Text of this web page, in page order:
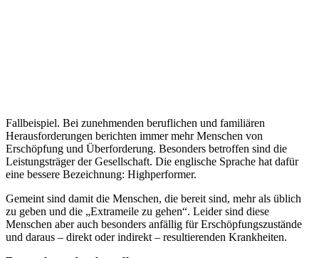
Fallbeispiel. Bei zunehmenden beruflichen und familiären
Herausforderungen berichten immer mehr Menschen von
Erschöpfung und Überforderung. Besonders betroffen sind die
Leistungsträger der Gesellschaft. Die englische Sprache hat dafür
eine bessere Bezeichnung: Highperformer.
Gemeint sind damit die Menschen, die bereit sind, mehr als üblich
zu geben und die „Extrameile zu gehen“. Leider sind diese
Menschen aber auch besonders anfällig für Erschöpfungszustände
und daraus – direkt oder indirekt – resultierenden Krankheiten.